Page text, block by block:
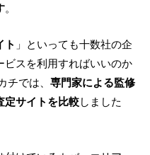
。
ト 」といっても十数社の企
スを利用すればいいのか
では、 専門家による監修
定サイトを比較しました